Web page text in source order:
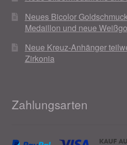
Neues Bicolor
Medaillon und neue
Neue Kreuz-Anhänger
Zirkonia
Zahlungsarten